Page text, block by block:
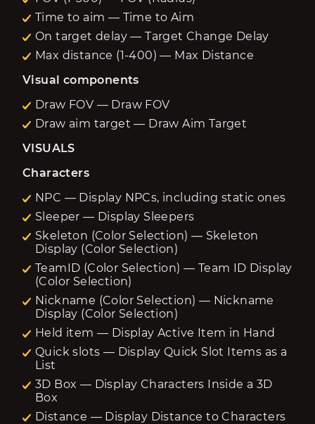
Time to aim — Time to Aim
On target delay — Target Change Delay
Max distance (1-400) — Max Distance
Visual components
Draw FOV — Draw FOV
Draw aim target — Draw Aim Target
VISUALS
Characters
NPC — Display NPCs, including static ones
Sleeper — Display Sleepers
Skeleton (Color Selection) — Skeleton
Display (Color Selection)
TeamID (Color Selection) — Team ID Display
(Color Selection)
Nickname (Color Selection) — Nickname
Display (Color Selection)
Held item — Display Active Item in Hand
Quick slots — Display Quick Slot Items as a
List
3D Box — Display Characters Inside a 3D
Box
Distance — Display Distance to Characters